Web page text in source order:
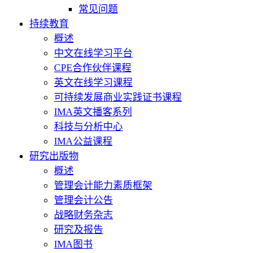
常见问题
持续教育
概述
中文在线学习平台
CPE合作伙伴课程
英文在线学习课程
可持续发展商业实践证书课程
IMA英文播客系列
科技与分析中心
IMA公益课程
研究出版物
概述
管理会计能力素质框架
管理会计公告
战略财务杂志
研究及报告
IMA图书